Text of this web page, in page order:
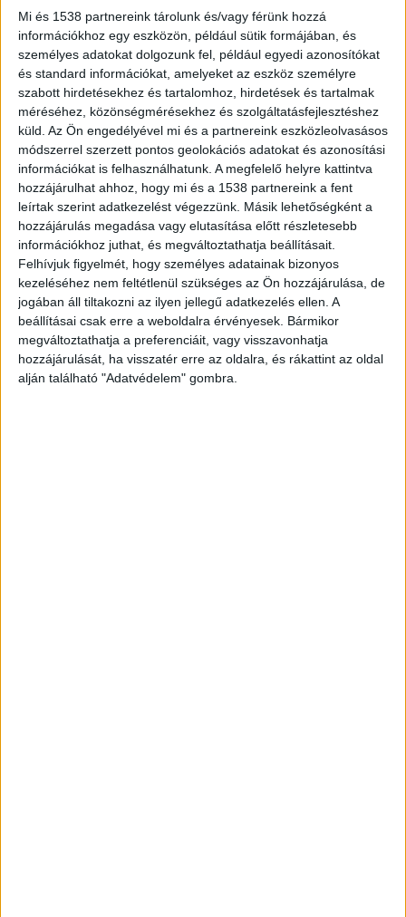
Mi és 1538 partnereink tárolunk és/vagy férünk hozzá
információkhoz egy eszközön, például sütik formájában, és
személyes adatokat dolgozunk fel, például egyedi azonosítókat
és standard információkat, amelyeket az eszköz személyre
szabott hirdetésekhez és tartalomhoz, hirdetések és tartalmak
méréséhez, közönségmérésekhez és szolgáltatásfejlesztéshez
küld. Az Ön engedélyével mi és a partnereink eszközleolvasásos
módszerrel szerzett pontos geolokációs adatokat és azonosítási
információkat is felhasználhatunk. A megfelelő helyre kattintva
hozzájárulhat ahhoz, hogy mi és a 1538 partnereink a fent
leírtak szerint adatkezelést végezzünk. Másik lehetőségként a
hozzájárulás megadása vagy elutasítása előtt részletesebb
információkhoz juthat, és megváltoztathatja beállításait.
Felhívjuk figyelmét, hogy személyes adatainak bizonyos
kezeléséhez nem feltétlenül szükséges az Ön hozzájárulása, de
jogában áll tiltakozni az ilyen jellegű adatkezelés ellen. A
beállításai csak erre a weboldalra érvényesek. Bármikor
megváltoztathatja a preferenciáit, vagy visszavonhatja
hozzájárulását, ha visszatér erre az oldalra, és rákattint az oldal
alján található "Adatvédelem" gombra.
Rádőlt egy fa egy munkásra
Csütörtök dél körül Budakeszin, fakitermelés
közben megsérült egy munkás. A favágó
sérülései olyan súlyosak, hogy mentőhelikopter
érkezett a helyszínre.A BudaPestkörnyeke.hu
legfrissebb híreit ide kattintva éred el.